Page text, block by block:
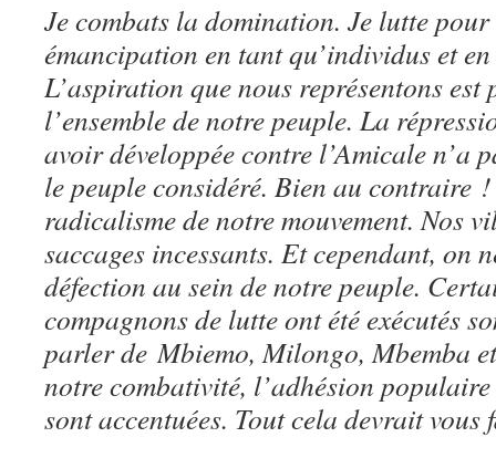
Je combats la domination. Je lutte
émancipation en tant qu’individus et
L’aspiration que nous représentons est
l’ensemble de notre peuple. La
avoir développée contre l’Amicale n’a
le peuple considéré. Bien au contraire
radicalisme de notre mouvement. Nos
saccages incessants. Et cependant, on
défection au sein de notre peuple.
compagnons de lutte ont été exécutés
parler de Mbiemo, Milongo, Mbemba
notre combativité, l’adhésion
sont accentuées. Tout cela devrait